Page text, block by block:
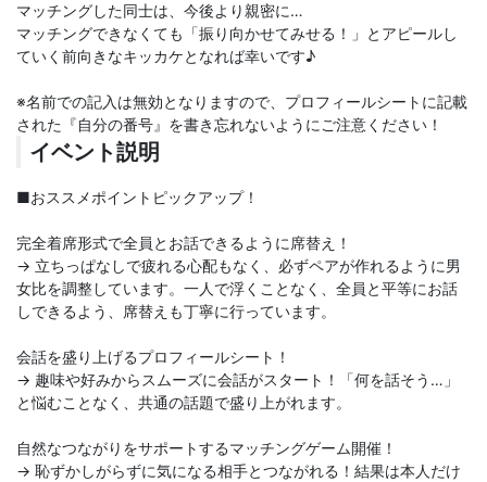
マッチングした同士は、今後より親密に…
マッチングできなくても「振り向かせてみせる！」とアピールし
ていく前向きなキッカケとなれば幸いです♪
※名前での記入は無効となりますので、プロフィールシートに記載
された『自分の番号』を書き忘れないようにご注意ください！
イベント説明
■おススメポイントピックアップ！
完全着席形式で全員とお話できるように席替え！
→ 立ちっぱなしで疲れる心配もなく、必ずペアが作れるように男
女比を調整しています。一人で浮くことなく、全員と平等にお話
しできるよう、席替えも丁寧に行っています。
会話を盛り上げるプロフィールシート！
→ 趣味や好みからスムーズに会話がスタート！「何を話そう…」
と悩むことなく、共通の話題で盛り上がれます。
自然なつながりをサポートするマッチングゲーム開催！
→ 恥ずかしがらずに気になる相手とつながれる！結果は本人だけ